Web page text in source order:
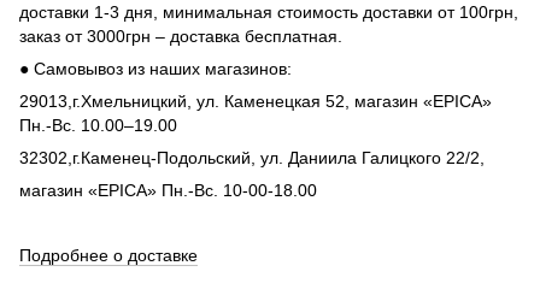
доставки 1-3 дня, минимальная стоимость доставки от 100грн,
заказ от 3000грн – доставка бесплатная.
● Самовывоз из наших магазинов:
29013,г.Хмельницкий, ул. Каменецкая 52, магазин «EPICA»
Пн.-Вс. 10.00–19.00
32302,г.Каменец-Подольский, ул. Даниила Галицкого 22/2,
магазин «EPICA» Пн.-Вс. 10-00-18.00
Подробнее о доставке